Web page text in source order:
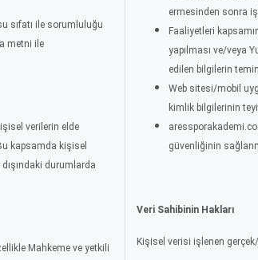
sıfatı ile sorumluluğu
metni ile
verilerin elde
kapsamda kişisel
durumlarda
Mahkeme ve yetkili
ermesinden sonra
Faaliyetleri
yapılması ve/veya
edilen bilgilerin
Web sitesi/mobil
kimlik bilgilerinin
güvenliğinin
Veri Sahibinin Hakları
Kişisel verisi işlenen